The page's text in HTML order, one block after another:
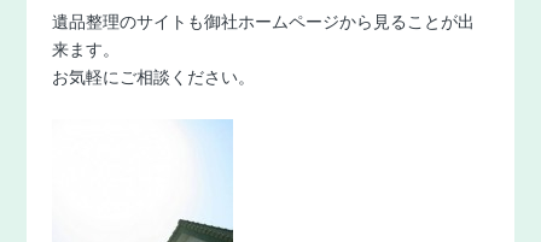
遺品整理のサイトも御社ホームページから見ることが出
来ます。
お気軽にご相談ください。